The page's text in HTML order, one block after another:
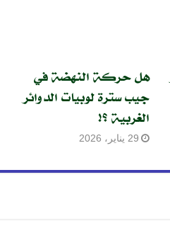
هل حركة النهضة في
جيب سترة لوبيات الدوائر
الغربية ؟!
29 يناير، 2026